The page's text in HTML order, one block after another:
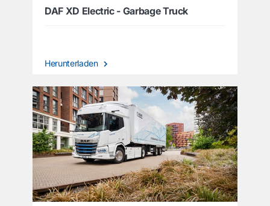
DAF XD Electric - Garbage Truck
Herunterladen